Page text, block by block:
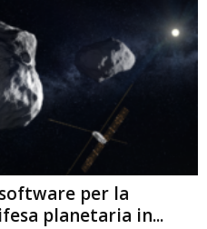
per la
planetaria in...